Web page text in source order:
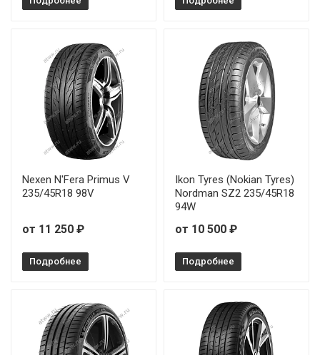
Nexen N'Fera Primus V
235/45R18 98V
от 11 250 ₽
Подробнее
Ikon Tyres (Nokian Tyres)
Nordman SZ2 235/45R18
94W
от 10 500 ₽
Подробнее